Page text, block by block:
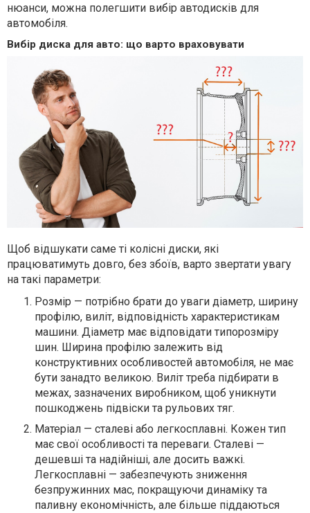
нюанси, можна полегшити вибір автодисків для
автомобіля.
Вибір диска для авто: що варто враховувати
Щоб відшукати саме ті колісні диски, які
працюватимуть довго, без збоїв, варто звертати увагу
на такі параметри:
Розмір — потрібно брати до уваги діаметр, ширину
профілю, виліт, відповідність характеристикам
машини. Діаметр має відповідати типорозміру
шин. Ширина профілю залежить від
конструктивних особливостей автомобіля, не має
бути занадто великою. Виліт треба підбирати в
межах, зазначених виробником, щоб уникнути
пошкоджень підвіски та рульових тяг.
Матеріал — сталеві або легкосплавні. Кожен тип
має свої особливості та переваги. Сталеві —
дешевші та надійніші, але досить важкі.
Легкосплавні — забезпечують зниження
безпружинних мас, покращуючи динаміку та
паливну економічність, але більше піддаються